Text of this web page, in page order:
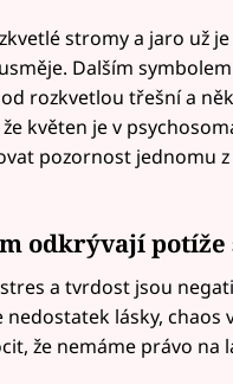
stromy a jaro už
Dalším
rozkvetlou třešní a
květen je v
pozornost jednomu
odkrývají potíže
a tvrdost jsou
nedostatek lásky,
že nemáme právo na